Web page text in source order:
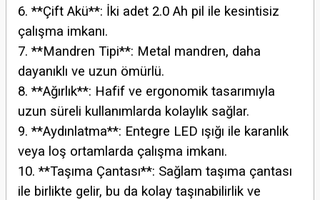
6. **Çift Akü**: İki adet 2.0 Ah pil ile kesintisiz
çalışma imkanı.
7. **Mandren Tipi**: Metal mandren, daha
dayanıklı ve uzun ömürlü.
8. **Ağırlık**: Hafif ve ergonomik tasarımıyla
uzun süreli kullanımlarda kolaylık sağlar.
9. **Aydınlatma**: Entegre LED ışığı ile karanlık
veya loş ortamlarda çalışma imkanı.
10. **Taşıma Çantası**: Sağlam taşıma çantası
ile birlikte gelir, bu da kolay taşınabilirlik ve